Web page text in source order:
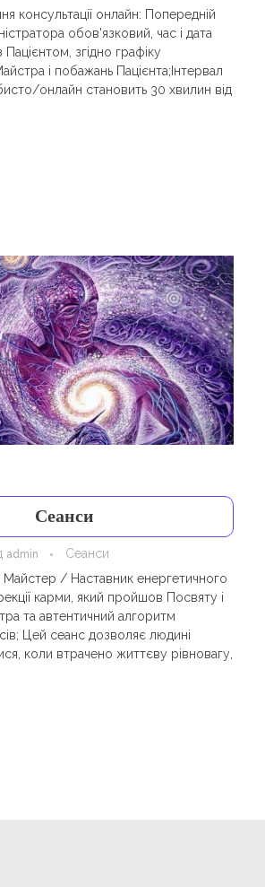
консультації онлайн: Попередній
обов'язковий, час і дата
згідно графіку
і побажань Пацієнта;Інтервал
онлайн становить 30 хвилин від
Сеанси
admin
Сеанси
/ Наставник енергетичного
карми, який пройшов Посвяту і
та автентичний алгоритм
Цей сеанс дозволяє людині
коли втрачено життєву рівновагу,